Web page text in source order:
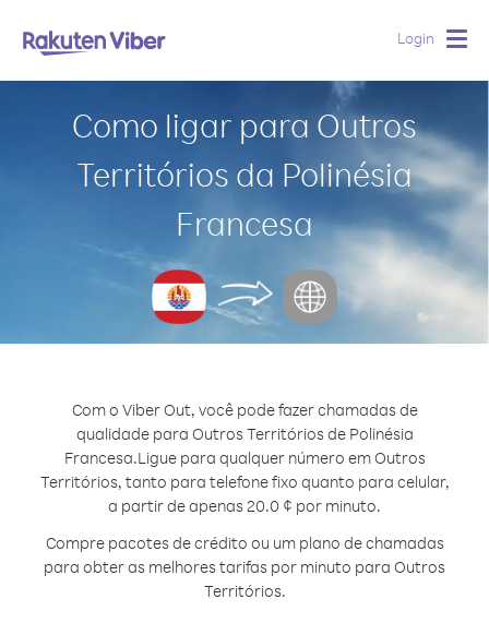
Login
Como ligar para Outros
Territórios da Polinésia
Francesa
Com o Viber Out, você pode fazer chamadas de
qualidade para Outros Territórios de Polinésia
Francesa.Ligue para qualquer número em Outros
Territórios, tanto para telefone fixo quanto para celular,
a partir de apenas 20.0 ¢ por minuto.
Compre pacotes de crédito ou um plano de chamadas
para obter as melhores tarifas por minuto para Outros
Territórios.